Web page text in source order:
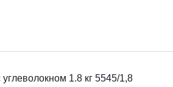
1.8 кг 5545/1,8